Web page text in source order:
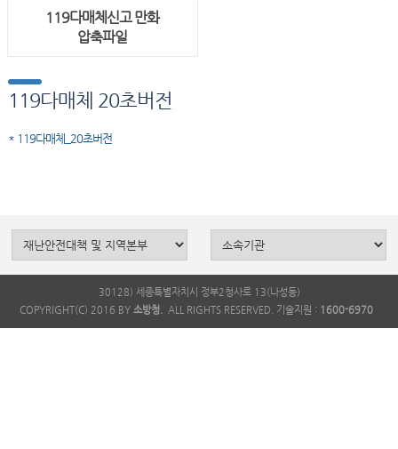
119다매체신고 만화
압축파일
119다매체 20초버전
* 119다매체_20초버전
30128) 세종특별자치시 정부2청사로 13(나성동)
COPYRIGHT(C) 2016 BY 소방청. ALL RIGHTS RESERVED. 기술지원 : 1600-6970